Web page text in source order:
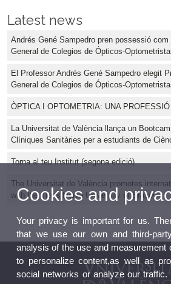
Latest news
Andrés Gené Sampedro pren possessió
General de Colegios de Ópticos-
El Professor Andrés Gené Sampedro elegit
General de Colegios de Ópticos-
ÒPTICA I OPTOMETRIA: UNA
La Universitat de València llança un
Clíniques Sanitàries per a estudiants de
Torna al teu Institut (segona edició)
The Universitat de València promotes
with the Transilvania University of Brașov
Cookies and
Your privacy is important for us.
that we use our own and third-
analysis of the use and measurement
to personalize content,as well as
social networks or analyze our traffic.